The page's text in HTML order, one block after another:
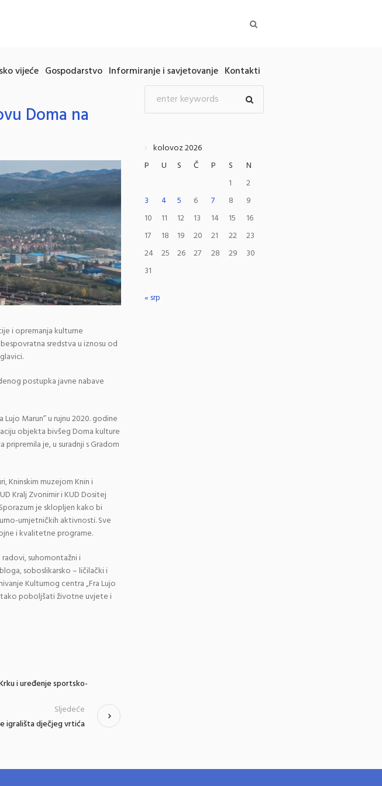
vijeće Gospodarstvo Informiranje i savjetovanje Kontakti
Doma na
i opremanja kulturne
sredstva u iznosu od
postupka javne nabave
Marun” u rujnu 2020. godine
objekta bivšeg Doma kulture
je, u suradnji s Gradom
Kninskim muzejom Knin i
Kralj Zvonimir i KUD Dositej
je sklopljen kako bi
umjetničkih aktivnosti. Sve
i kvalitetne programe.
suhomontažni i
soboslikarsko – ličilački i
Kulturnog centra „Fra Lujo
tako poboljšati životne uvjete i
i uređenje sportsko-
igrališta dječjeg vrtića
Sljedeće
kolovoz 2026
P
U S Č P S
N
1
2
3
4 5 6 7 8
9
10
11 12 13 14 15
16
17
18 19 20 21 22
23
24
25 26 27 28 29
30
31
« srp